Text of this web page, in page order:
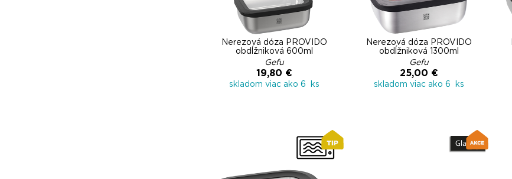
Nerezová dóza PROVIDO
obdĺžniková 600ml
Gefu
19,80 €
skladom viac ako 6 ks
Nerezová dóza PROVIDO
obdĺžniková 1300ml
Gefu
25,00 €
skladom viac ako 6 ks